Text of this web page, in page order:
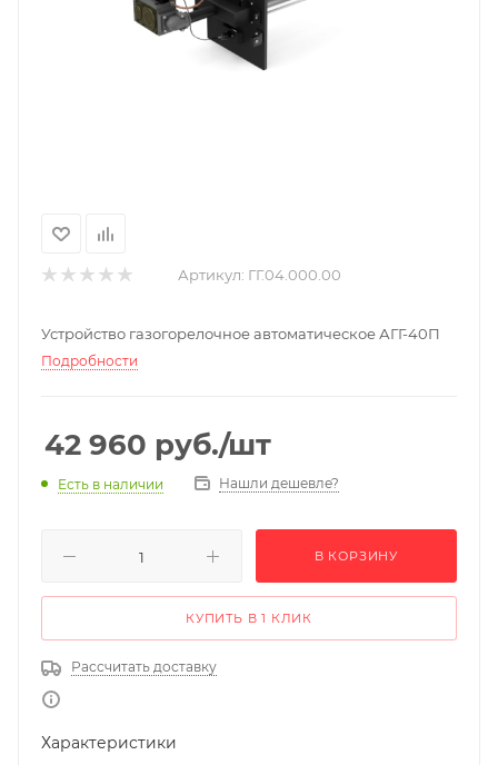
Артикул: ГГ.04.000.00
Устройство газогорелочное автоматическое АГГ-40П
Подробности
42 960 руб./шт
Есть в наличии Нашли дешевле?
В КОРЗИНУ
КУПИТЬ В 1 КЛИК
Рассчитать доставку
Характеристики